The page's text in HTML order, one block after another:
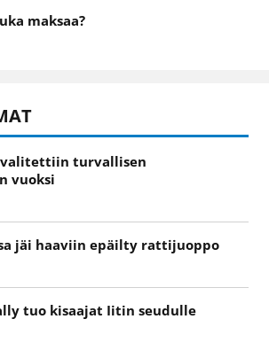
maksaa?
valitettiin turvallisen
vuoksi
jäi haaviin epäilty rattijuoppo
tuo kisaajat Iitin seudulle